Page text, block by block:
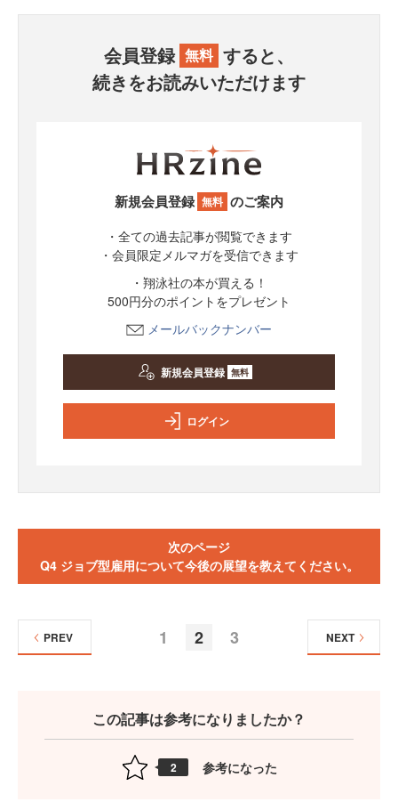
会員登録 無料 すると、
続きをお読みいただけます
新規会員登録 無料 のご案内
・全ての過去記事が閲覧できます
・会員限定メルマガを受信できます
・翔泳社の本が買える！
500円分のポイントをプレゼント
メールバックナンバー
新規会員登録 無料
ログイン
次のページ
Q4 ジョブ型雇用について今後の展望を教えてください。
1 2 3
PREV NEXT
この記事は参考になりましたか？
2 参考になった